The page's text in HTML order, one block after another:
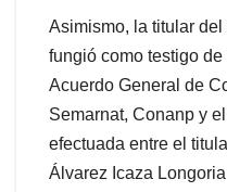
Asimismo, la titular del
fungió como testigo de
Acuerdo General de
Semarnat, Conanp y
efectuada entre el
Álvarez Icaza